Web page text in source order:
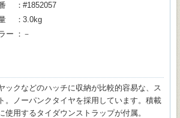
#1852057
3.0kg
ー
－
ックなどのハッチに収納が比較的容易な、ス
。ノーパンクタイヤを採用しています。積載
使用するタイダウンストラップが付属。